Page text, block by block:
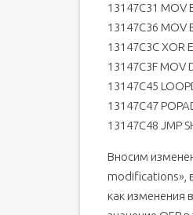
13147C31 MOV
13147C36 MOV
13147C3C XOR
13147C3F MOV
13147C45
13147C47
13147C48 JMP
Вносим
modifications»,
как изменения